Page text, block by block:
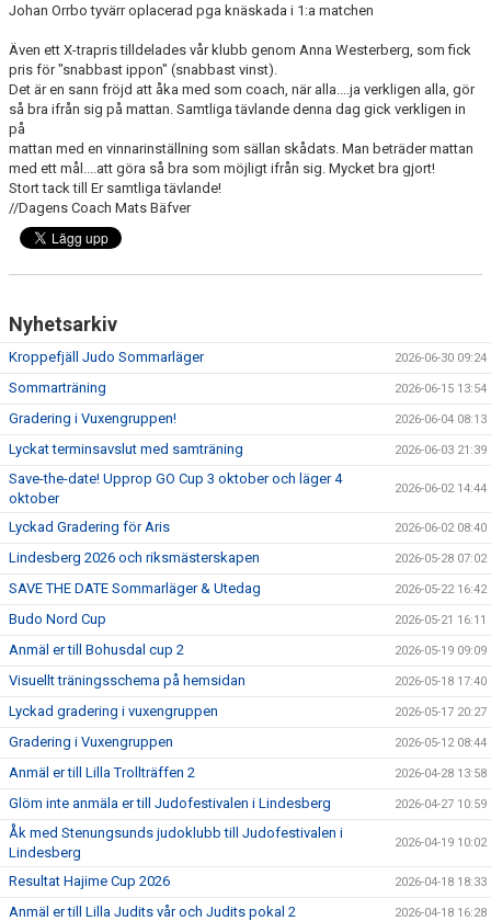
Johan Orrbo tyvärr oplacerad pga knäskada i 1:a matchen
Även ett X-trapris tilldelades vår klubb genom Anna Westerberg, som fick
pris för "snabbast ippon" (snabbast vinst).
Det är en sann fröjd att åka med som coach, när alla....ja verkligen alla, gör
så bra ifrån sig på mattan. Samtliga tävlande denna dag gick verkligen in
på
mattan med en vinnarinställning som sällan skådats. Man beträder mattan
med ett mål....att göra så bra som möjligt ifrån sig. Mycket bra gjort!
Stort tack till Er samtliga tävlande!
//Dagens Coach Mats Bäfver
Nyhetsarkiv
Kroppefjäll Judo Sommarläger 2026-06-30 09:24
Sommarträning 2026-06-15 13:54
Gradering i Vuxengruppen! 2026-06-04 08:13
Lyckat terminsavslut med samträning 2026-06-03 21:39
Save-the-date! Upprop GO Cup 3 oktober och läger 4
oktober
2026-06-02 14:44
Lyckad Gradering för Aris 2026-06-02 08:40
Lindesberg 2026 och riksmästerskapen 2026-05-28 07:02
SAVE THE DATE Sommarläger & Utedag 2026-05-22 16:42
Budo Nord Cup 2026-05-21 16:11
Anmäl er till Bohusdal cup 2 2026-05-19 09:09
Visuellt träningsschema på hemsidan 2026-05-18 17:40
Lyckad gradering i vuxengruppen 2026-05-17 20:27
Gradering i Vuxengruppen 2026-05-12 08:44
Anmäl er till Lilla Trollträffen 2 2026-04-28 13:58
Glöm inte anmäla er till Judofestivalen i Lindesberg 2026-04-27 10:59
Åk med Stenungsunds judoklubb till Judofestivalen i
Lindesberg
2026-04-19 10:02
Resultat Hajime Cup 2026 2026-04-18 18:33
Anmäl er till Lilla Judits vår och Judits pokal 2 2026-04-18 16:28